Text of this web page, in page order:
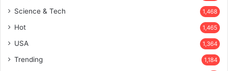
Science & Tech 1,468
Hot 1,465
USA 1,364
Trending 1,184